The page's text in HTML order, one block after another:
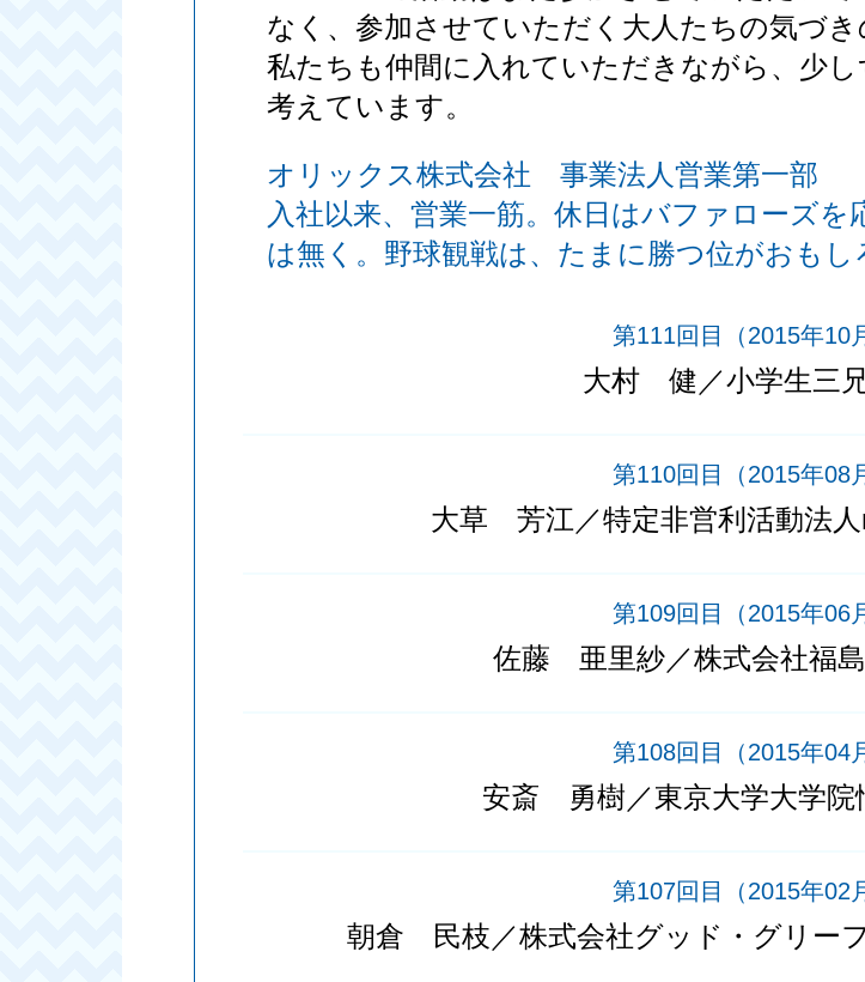
なく、参加させていただく大人たちの気づ
私たちも仲間に入れていただきながら、少
考えています。
オリックス株式会社 事業法人営業第一部
入社以来、営業一筋。休日はバファローズ
は無く。野球観戦は、たまに勝つ位がおもし
第111回目 （2015年10
大村 健／小学生三
第110回目 （2015年08
大草 芳江／特定非営利活動法
第109回目 （2015年06
佐藤 亜里紗／株式会社福
第108回目 （2015年04
安斎 勇樹／東京大学大学院
第107回目 （2015年02
朝倉 民枝／株式会社グッド・グリー